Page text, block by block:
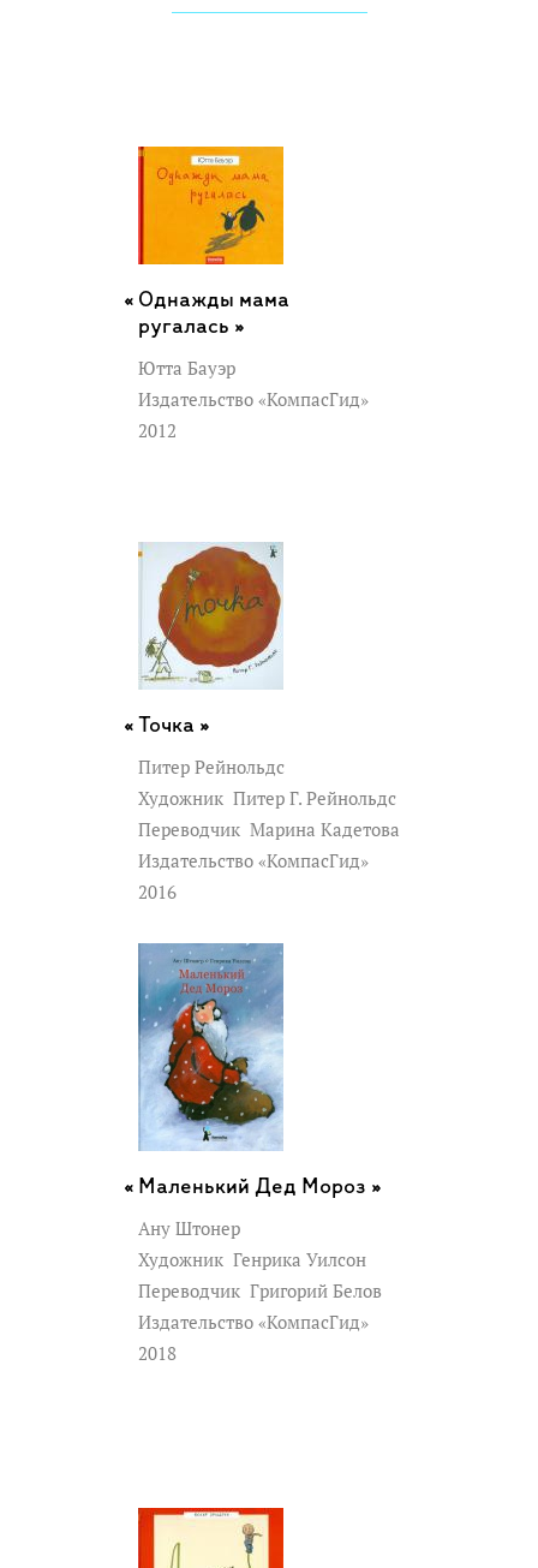
Однажды мама
ругалась »
Ютта Бауэр
Издательство «КомпасГид»
2012
Точка »
Питер Рейнольдс
Художник Питер Г. Рейнольдс
Переводчик Марина Кадетова
Издательство «КомпасГид»
2016
Маленький Дед Мороз »
Ану Штонер
Художник Генрика Уилсон
Переводчик Григорий Белов
Издательство «КомпасГид»
2018